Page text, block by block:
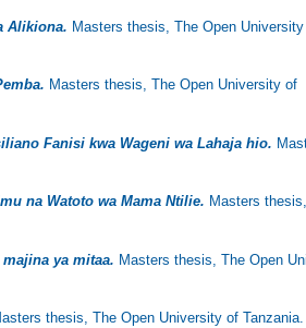
Alikiona. Masters thesis, The Open
Masters thesis, The Open University of
Fanisi kwa Wageni wa Lahaja hio.
na Watoto wa Mama Ntilie. Masters
ya mitaa. Masters thesis, The Open
thesis, The Open University of Tanzania.